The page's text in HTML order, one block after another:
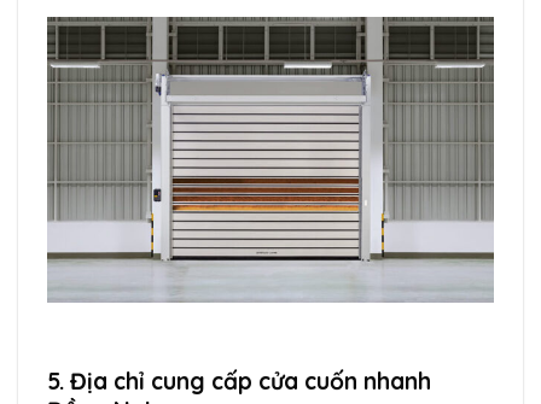
5. Địa chỉ cung cấp cửa cuốn nhanh